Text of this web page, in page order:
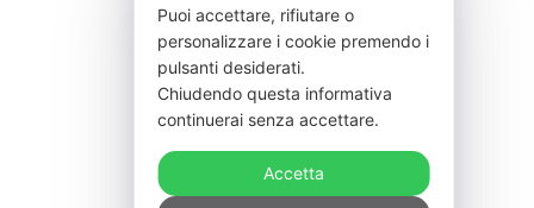
Puoi accettare, rifiutare o
personalizzare i cookie premendo i
pulsanti desiderati.
Chiudendo questa informativa
continuerai senza accettare.
Accetta